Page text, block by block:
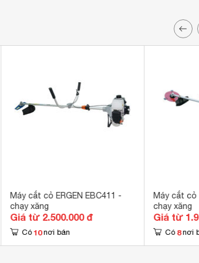
Máy cắt cỏ ERGEN EBC411 -
chạy xăng
Giá từ 2.500.000 đ
Có 10 nơi bán
Máy cắt cỏ
chạy xăng
Giá từ
Có 8 nơi